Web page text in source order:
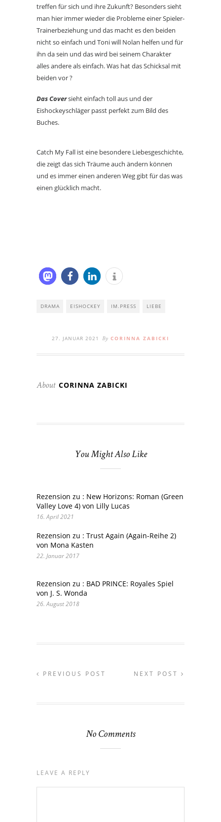
treffen für sich und ihre Zukunft? Besonders sieht
man hier immer wieder die Probleme einer Spieler-
Trainerbeziehung und das macht es den beiden
nicht so einfach und Toni will Nolan helfen und für
ihn da sein und das wird bei seinem Charakter
alles andere als einfach. Was hat das Schicksal mit
beiden vor ?
Das Coversieht einfach toll aus und der
Eishockeyschläger passt perfekt zum Bild des
Buches.
Catch My Fall ist eine besondere Liebesgeschichte,
die zeigt das sich Träume auch ändern können
und es immer einen anderen Weg gibt für das was
einen glücklich macht.
DRAMA EISHOCKEY IM.PRESS LIEBE
27. JANUAR 2021 By CORINNA ZABICKI
About CORINNA ZABICKI
You Might Also Like
Rezension zu : New Horizons: Roman (Green
Valley Love 4) von Lilly Lucas
16. April 2021
Rezension zu : Trust Again (Again-Reihe 2)
von Mona Kasten
22. Januar 2017
Rezension zu : BAD PRINCE: Royales Spiel
von J. S. Wonda
26. August 2018
PREVIOUS POST NEXT POST
No Comments
LEAVE A REPLY